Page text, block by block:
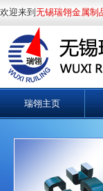
欢迎来到 无锡瑞翎金属制
瑞翎主页